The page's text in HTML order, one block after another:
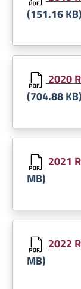
(151.16 KB)
Document
2020
(704.88 KB)
Document
2021
MB)
Document
2022
MB)